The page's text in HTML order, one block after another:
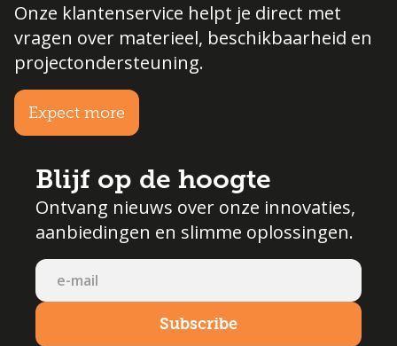
Onze klantenservice helpt je direct met
vragen over materieel, beschikbaarheid en
projectondersteuning.
Expect more
Blijf op de hoogte
Ontvang nieuws over onze innovaties,
aanbiedingen en slimme oplossingen.